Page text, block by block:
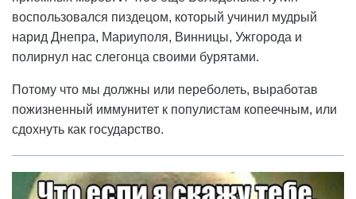
воспользовался пиздецом, который учинил мудрый
нарид Днепра, Мариуполя, Винницы, Ужгорода и
полирнул нас слегонца своими бурятами.
Потому что мы должны или переболеть, выработав
пожизненный иммунитет к популистам копеечным, или
сдохнуть как государство.